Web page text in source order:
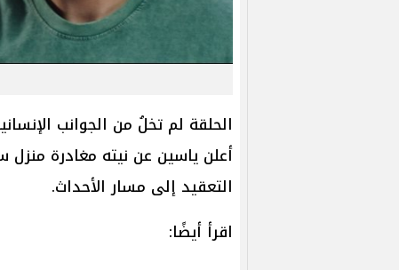
الحلقة لم تخلُ من الجوانب
أعلن ياسين عن نيته مغادرة
التعقيد إلى مسار الأحداث.
اقرأ أيضًا: